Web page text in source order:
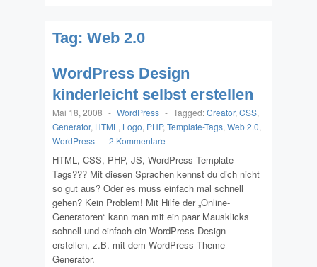
Tag: Web 2.0
WordPress Design
kinderleicht selbst erstellen
Mai 18, 2008 - WordPress - Tagged:Creator, CSS,
Generator, HTML , Logo, PHP, Template-Tags, Web 2.0,
WordPress - 2 Kommentare
HTML, CSS, PHP, JS, WordPress Template-
Tags??? Mit diesen Sprachen kennst du dich nicht
so gut aus? Oder es muss einfach mal schnell
gehen? Kein Problem! Mit Hilfe der „Online-
Generatoren“ kann man mit ein paar Mausklicks
schnell und einfach ein WordPress Design
erstellen, z.B. mit dem WordPress Theme
Generator.